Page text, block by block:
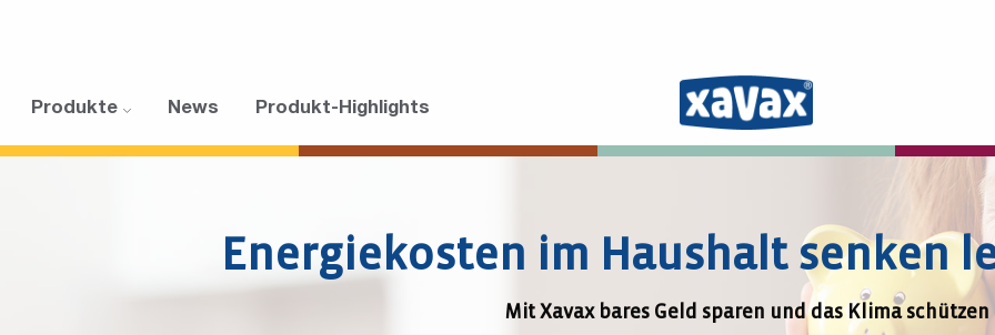
Produkte News Produkt-Highlights
Energiekosten im Haushalt senken
Mit Xavax bares Geld sparen und das Klima schützen